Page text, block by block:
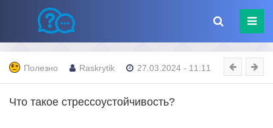
Полезно Raskrytik 27.03.2024 - 11:11
Что такое стрессоустойчивость?